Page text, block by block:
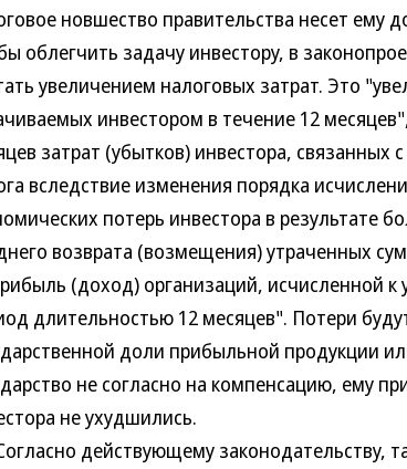
новшество правительства несет ему
облегчить задачу инвестору, в
увеличением налоговых затрат. Это
инвестором в течение 12
затрат (убытков) инвестора,
вследствие изменения порядка
потерь инвестора в результате
возврата (возмещения) утраченных
(доход) организаций, исчисленной
длительностью 12 месяцев". Потери
доли прибыльной продукции
не согласно на компенсацию, ему
не ухудшились.
действующему законодательству,